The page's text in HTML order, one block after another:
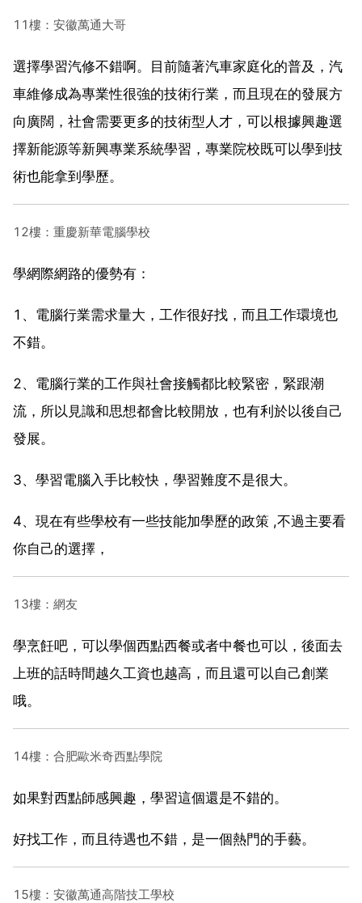
11樓：安徽萬通大哥
選擇學習汽修不錯啊。目前隨著汽車家庭化的普及，汽
車維修成為專業性很強的技術行業，而且現在的發展方
向廣闊，社會需要更多的技術型人才，可以根據興趣選
擇新能源等新興專業系統學習，專業院校既可以學到技
術也能拿到學歷。
12樓：重慶新華電腦學校
學網際網路的優勢有：
1、電腦行業需求量大，工作很好找，而且工作環境也
不錯。
2、電腦行業的工作與社會接觸都比較緊密，緊跟潮
流，所以見識和思想都會比較開放，也有利於以後自己
發展。
3、學習電腦入手比較快，學習難度不是很大。
4、現在有些學校有一些技能加學歷的政策 ,不過主要看
你自己的選擇，
13樓：網友
學烹飪吧，可以學個西點西餐或者中餐也可以，後面去
上班的話時間越久工資也越高，而且還可以自己創業
哦。
14樓：合肥歐米奇西點學院
如果對西點師感興趣，學習這個還是不錯的。
好找工作，而且待遇也不錯，是一個熱門的手藝。
15樓：安徽萬通高階技工學校